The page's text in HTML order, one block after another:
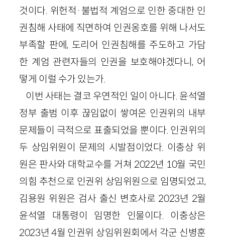
것이다. 위헌적·불법적 계엄으로 인한 중대한 인
권침해 사태에 직면하여 인권옹호를 위해 나서도
부족할 판에, 도리어 인권침해를 주도하고 가담
한 계엄 관련자들의 인권을 보호해야겠다니, 어
떻게 이럴 수가 있는가.
이번 사태는 결코 우연적인 일이 아니다. 윤석열
정부 출범 이후 끊임없이 쌓여온 인권위의 내부
문제들이 극적으로 표출되었을 뿐이다. 인권위의
두 상임위원이 문제의 시발점이었다. 이충상 위
원은 판사와 대학교수를 거쳐 2022년 10월 국민
의힘 추천으로 인권위 상임위원으로 임명되었고,
김용원 위원은 검사 출신 변호사로 2023년 2월
윤석열 대통령이 임명한 인물이다. 이충상은
2023년 4월 인권위 상임위원회에서 각군 신병훈